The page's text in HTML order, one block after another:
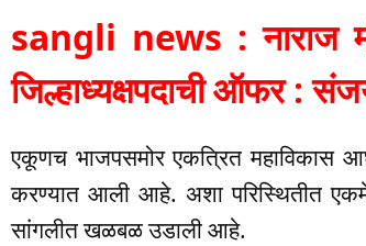
sangli news : नाराज
जिल्हाध्यक्षपदाची ऑफर :
एकूणच भाजपसमोर एकत्रित महाविकास
करण्यात आली आहे. अशा परिस्थितीत
सांगलीत खळबळ उडाली आहे.